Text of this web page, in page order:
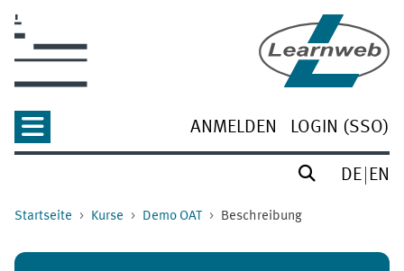
ANMELDEN LOGIN (SSO)
DE EN
Startseite Kurse Demo OAT Beschreibung